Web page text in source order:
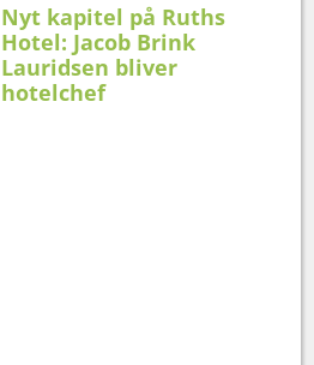
Nyt kapitel på Ruths
Hotel: Jacob Brink
Lauridsen bliver
hotelchef